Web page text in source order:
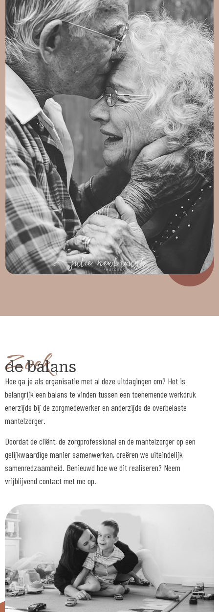
Zoek
de balans
Hoe ga je als organisatie met al deze uitdagingen om? Het is
belangrijk een balans te vinden tussen een toenemende werkdruk
enerzijds bij de zorgmedewerker en anderzijds de overbelaste
mantelzorger.
Doordat de cliënt, de zorgprofessional en de mantelzorger op een
gelijkwaardige manier samenwerken, creëren we uiteindelijk
samenredzaamheid. Benieuwd hoe we dit realiseren? Neem
vrijblijvend contact met me op.